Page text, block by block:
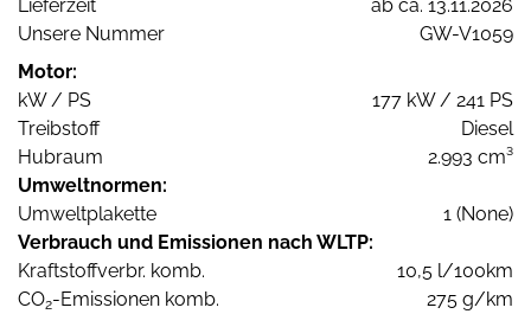
Lieferzeit
ab ca. 13.11.2026
Unsere Nummer
GW-V1059
Motor:
kW / PS
177 kW / 241 PS
Treibstoff
Diesel
Hubraum
2.993 cm³
Umweltnormen:
Umweltplakette
1 (None)
Verbrauch und Emissionen nach WLTP:
Kraftstoffverbr. komb.
10,5 l/100km
CO2-Emissionen komb.
275 g/km